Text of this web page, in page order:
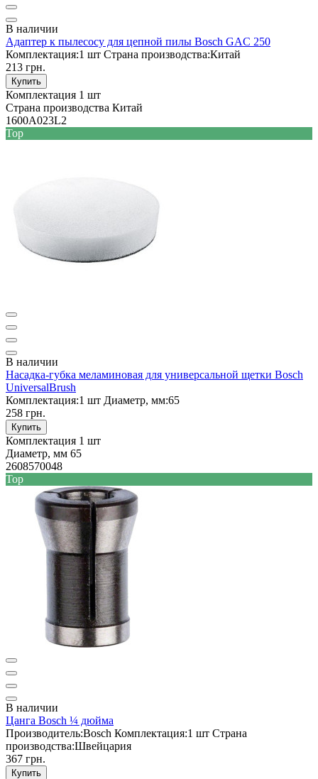
В наличии
Адаптер к пылесосу для цепной пилы Bosch GAC 250
Комплектация:1 шт Страна производства:Китай
213 грн.
Купить
Комплектация 1 шт
Страна производства Китай
1600A023L2
Top
В наличии
Насадка-губка меламиновая для универсальной щетки Bosch
UniversalBrush
Комплектация:1 шт Диаметр, мм:65
258 грн.
Купить
Комплектация 1 шт
Диаметр, мм 65
2608570048
Top
В наличии
Цанга Bosch ¼ дюйма
Производитель:Bosch Комплектация:1 шт Страна
производства:Швейцария
367 грн.
Купить